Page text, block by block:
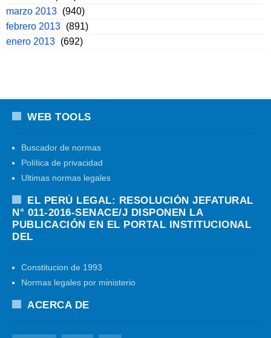
marzo 2013 (940)
febrero 2013 (891)
enero 2013 (692)
WEB TOOLS
Buscador de normas
Política de privacidad
Ultimas normas legales
EL PERÚ LEGAL: RESOLUCIÓN JEFATURAL
N° 011-2016-SENACE/J DISPONEN LA
PUBLICACIÓN EN EL PORTAL INSTITUCIONAL
DEL
Constitucion de 1993
Normas legales por ministerio
ACERCA DE